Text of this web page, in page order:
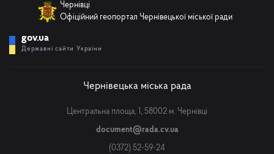
Чернівці
Офіційний геопортал Чернівецької міської ради
gov.ua
Державні сайти України
Чернівецька міська рада
Центральна площа, 1, 58002 м. Чернівці
document@rada.cv.ua
(0372) 52-59-24